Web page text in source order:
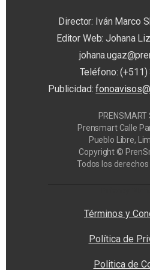
Director: Iván Marco
Editor Web: Johana
Teléfono:
Publicidad:
PRENSMART
Prensmart Calle
Pueblo Libre,
Copyright ©
Todos los
Términos y
Política de
Politica de